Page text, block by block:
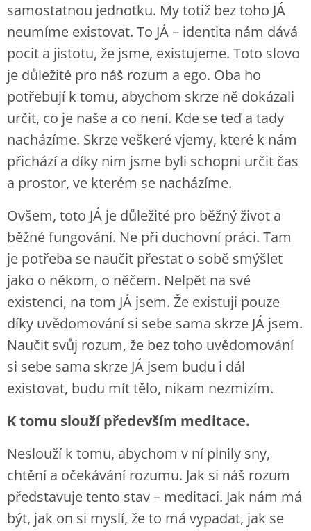
samostatnou jednotku. My totiž bez toho JÁ
neumíme existovat. To JÁ – identita nám dává
pocit a jistotu, že jsme, existujeme. Toto slovo
je důležité pro náš rozum a ego. Oba ho
potřebují k tomu, abychom skrze ně dokázali
určit, co je naše a co není. Kde se teď a tady
nacházíme. Skrze veškeré vjemy, které k nám
přichází a díky nim jsme byli schopni určit čas
a prostor, ve kterém se nacházíme.
Ovšem, toto JÁ je důležité pro běžný život a
běžné fungování. Ne při duchovní práci. Tam
je potřeba se naučit přestat o sobě smýšlet
jako o někom, o něčem. Nelpět na své
existenci, na tom JÁ jsem. Že existuji pouze
díky uvědomování si sebe sama skrze JÁ jsem.
Naučit svůj rozum, že bez toho uvědomování
si sebe sama skrze JÁ jsem budu i dál
existovat, budu mít tělo, nikam nezmizím.
K tomu slouží především meditace.
Neslouží k tomu, abychom v ní plnily sny,
chtění a očekávání rozumu. Jak si náš rozum
představuje tento stav – meditaci. Jak nám má
být, jak on si myslí, že to má vypadat, jak se